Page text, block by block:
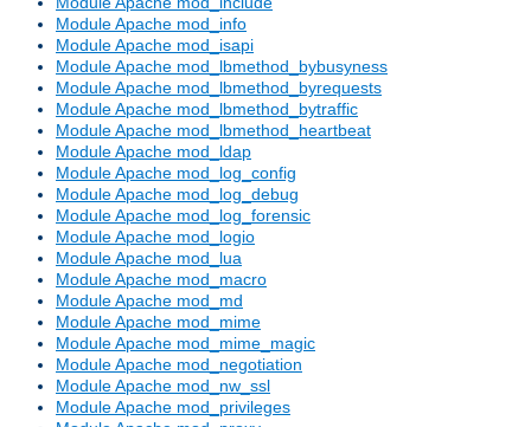
Module Apache mod_info
Module Apache mod_isapi
Module Apache mod_lbmethod_bybusyness
Module Apache mod_lbmethod_byrequests
Module Apache mod_lbmethod_bytraffic
Module Apache mod_lbmethod_heartbeat
Module Apache mod_ldap
Module Apache mod_log_config
Module Apache mod_log_debug
Module Apache mod_log_forensic
Module Apache mod_logio
Module Apache mod_lua
Module Apache mod_macro
Module Apache mod_md
Module Apache mod_mime
Module Apache mod_mime_magic
Module Apache mod_negotiation
Module Apache mod_nw_ssl
Module Apache mod_privileges